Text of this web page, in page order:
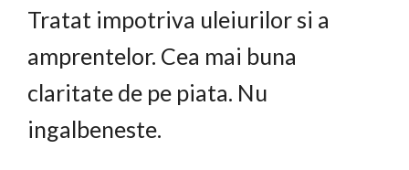
Tratat impotriva uleiurilor si a
amprentelor. Cea mai buna
claritate de pe piata. Nu
ingalbeneste.